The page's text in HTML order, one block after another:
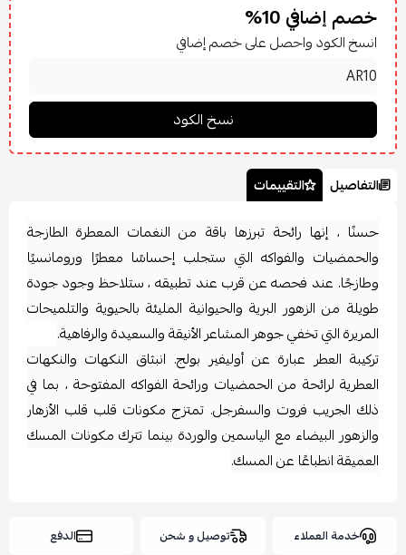
خصم إضافي 10%
انسخ الكود واحصل على خصم إضافي
التفاصيل التقييمات
حسنًا ، إنها رائحة تبرزها باقة من النغمات المعطرة الطازجة
والحمضيات والفواكه التي ستجلب إحساسًا معطرًا ورومانسيًا
وطازجًا. عند فحصه عن قرب عند تطبيقه ، ستلاحظ وجود جودة
طويلة من الزهور البرية والحيوانية المليئة بالحيوية والتلميحات
المريرة التي تخفي جوهر المشاعر الأنيقة والسعيدة والرفاهية.
تركيبة العطر عبارة عن أوليفير بولج. انبثاق النكهات والنكهات
العطرية لرائحة من الحمضيات ورائحة الفواكه المفتوحة ، بما في
ذلك الجريب فروت والسفرجل. تمتزج مكونات قلب قلب الأزهار
والزهور البيضاء مع الياسمين والوردة بينما تترك مكونات المسك
العميقة انطباعًا عن المسك.
خدمة العملاء توصيل و شحن الدفع